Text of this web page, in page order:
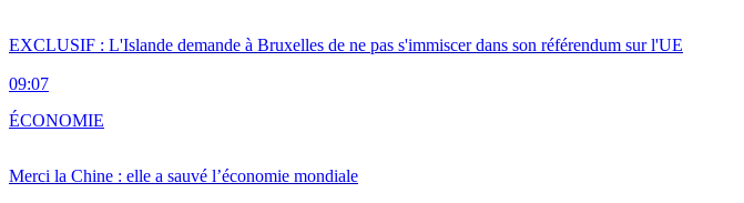
EXCLUSIF : L'Islande demande à Bruxelles de ne pas s'immiscer dans son référendum sur l'UE
09:07
Merci la Chine : elle a sauvé l’économie mondiale
ÉCONOMIE